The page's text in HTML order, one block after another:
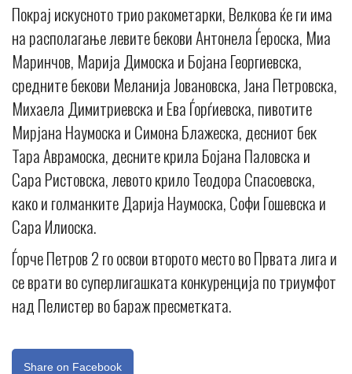
Покрај искусното трио ракометарки, Велкова ќе ги има
на располагање левите бекови Антонела Ѓероска, Миа
Маринчов, Марија Димоска и Бојана Георгиевска,
средните бекови Меланија Јовановска, Jана Петровска,
Михаела Димитриевска и Ева Ѓорѓиевска, пивотите
Мирјана Наумоска и Симона Блажеска, десниот бек
Тара Аврамоска, десните крила Бојана Паловска и
Сара Ристовска, левото крило Теодора Спасоевска,
како и голманките Дарија Наумоска, Софи Гошевска и
Сара Илиоска.
Ѓорче Петров 2 го освои второто место во Првата лига и
се врати во суперлигашката конкуренција по триумфот
над Пелистер во бараж пресметката.
Share on Facebook